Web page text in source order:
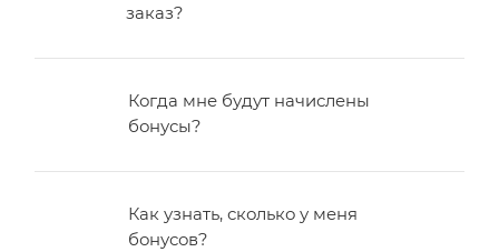
заказ?
Когда мне будут начислены
бонусы?
Как узнать, сколько у меня
бонусов?